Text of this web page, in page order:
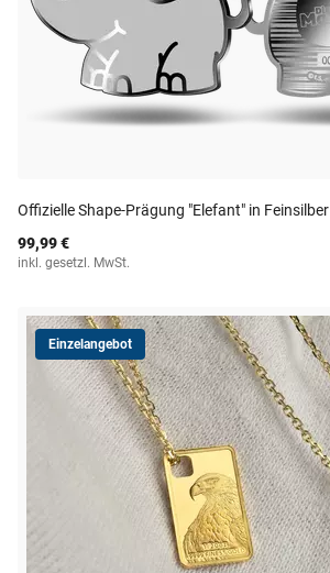
Offizielle Shape-Prägung "Elefant" in Feinsilber
99,99 €
inkl. gesetzl. MwSt.
Einzelangebot